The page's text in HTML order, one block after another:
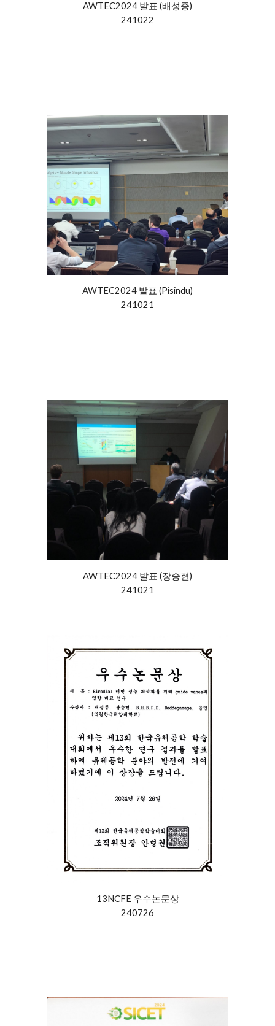
AWTEC2024 발표 (배성종)
241022
AWTEC2024 발표 (Pisindu)
241021
AWTEC2024 발표 (장승현)
241021
13NCFE 우수논문상
240726